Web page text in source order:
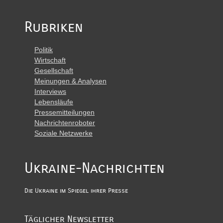
Rubriken
Politik
Wirtschaft
Gesellschaft
Meinungen & Analysen
Interviews
Lebensläufe
Pressemitteilungen
Nachrichtenroboter
Soziale Netzwerke
Ukraine-Nachrichten
Die Ukraine im Spiegel ihrer Presse
Täglicher Newsletter